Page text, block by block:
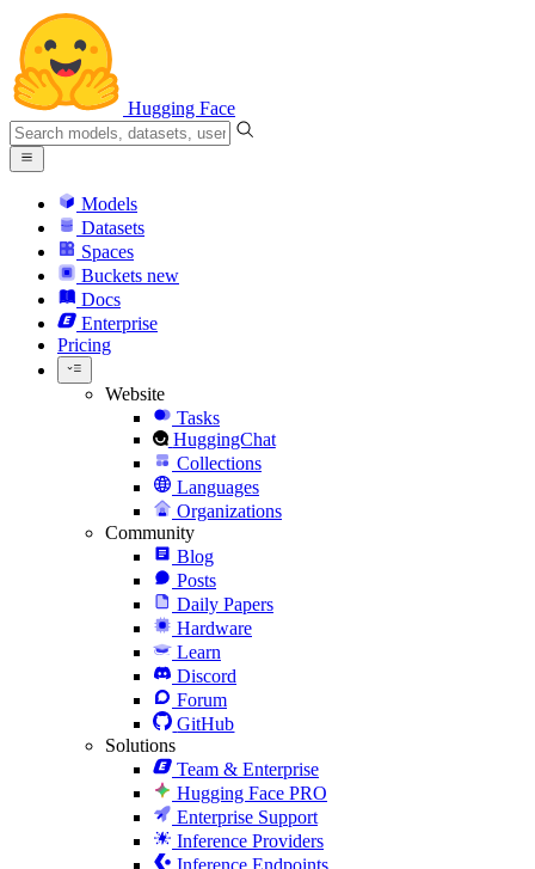
Hugging Face
Models
Datasets
Spaces
Buckets new
Docs
Enterprise
Pricing
Website
Tasks
HuggingChat
Collections
Languages
Organizations
Community
Blog
Posts
Daily Papers
Hardware
Learn
Discord
Forum
GitHub
Solutions
Team & Enterprise
Hugging Face PRO
Enterprise Support
Inference Providers
Inference Endpoints